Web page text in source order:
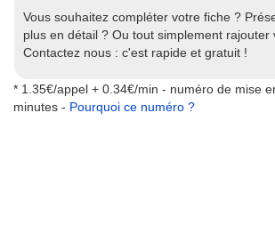
Vous souhaitez compléter votre fiche ?
plus en détail ? Ou tout simplement rajouter
Contactez nous : c'est rapide et gratuit !
* 1.35€/appel + 0.34€/min - numéro de mise
minutes - Pourquoi ce numéro ?